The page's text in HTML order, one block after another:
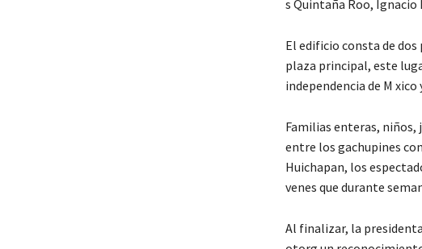
s Quintaña Roo, Ignacio
El edificio consta de
plaza principal, este
independencia de M
Familias enteras, niños,
entre los gachupines
Huichapan, los
venes que durante
Al finalizar, la